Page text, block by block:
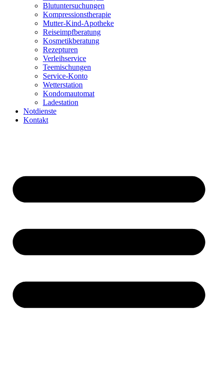
Blutuntersuchungen
Kompressionstherapie
Mutter-Kind-Apotheke
Reiseimpfberatung
Kosmetikberatung
Rezepturen
Verleihservice
Teemischungen
Service-Konto
Wetterstation
Kondomautomat
Ladestation
Notdienste
Kontakt